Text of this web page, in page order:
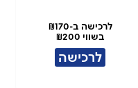
לרכישה ב-₪170
בשווי ₪200
לרכישה